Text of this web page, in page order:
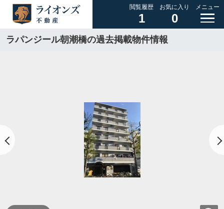
閲覧履歴
1
お気に入り
0
メニュー
ラパンジール朝潮橋の過去掲載物件情報